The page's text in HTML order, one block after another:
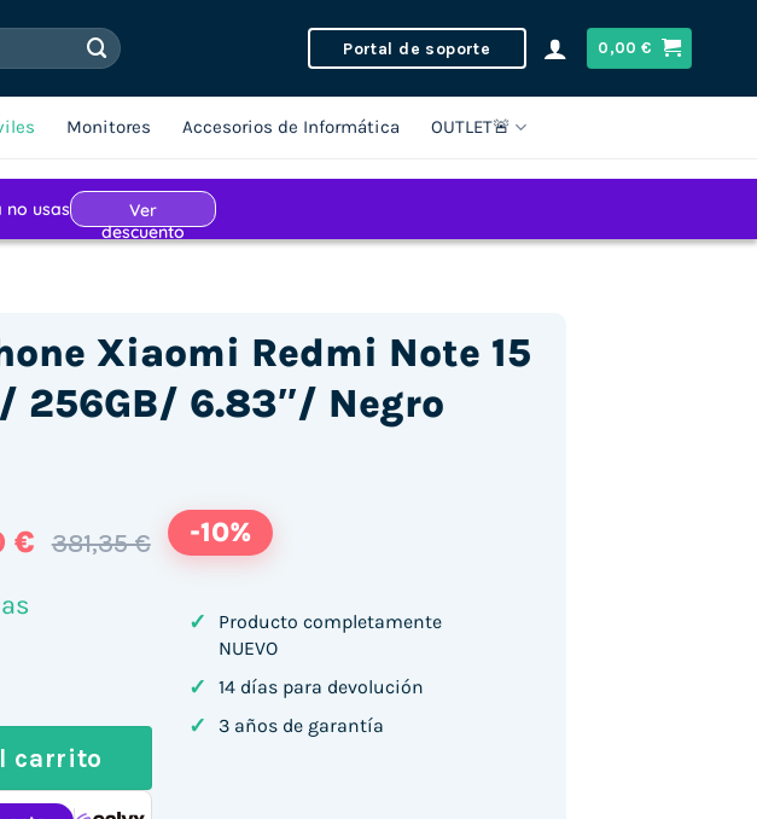
Portal de soporte 0,00€
Monitores Accesorios de Informática OUTLET🚨
Xiaomi Redmi Note 15
256GB/ 6.83″/ Negro
€ 381,35 € -10%
Redmi Note 15 Pro 8GB/ 256GB/ 6.83"/ Negro cantidad
carrito
✓
Producto completamente
NUEVO
✓ 14 días para devolución
✓ 3 años de garantía